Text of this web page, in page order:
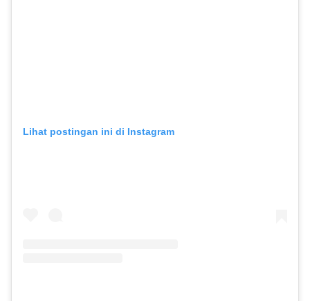
Lihat postingan ini di Instagram